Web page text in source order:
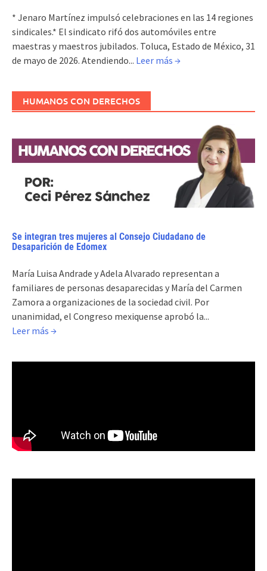
* Jenaro Martínez impulsó celebraciones en las 14 regiones
sindicales.* El sindicato rifó dos automóviles entre
maestras y maestros jubilados. Toluca, Estado de México, 31
de mayo de 2026. Atendiendo... Leer más →
HUMANOS CON DERECHOS
Se integran tres mujeres al Consejo Ciudadano de
Desaparición de Edomex
María Luisa Andrade y Adela Alvarado representan a
familiares de personas desaparecidas y María del Carmen
Zamora a organizaciones de la sociedad civil. Por
unanimidad, el Congreso mexiquense aprobó la...
Leer más →